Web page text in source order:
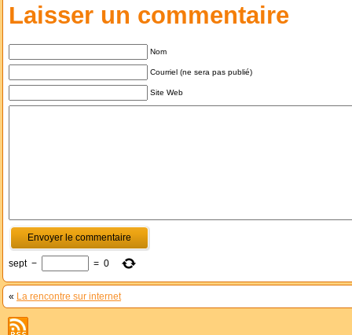
Laisser un commentaire
Nom
Courriel (ne sera pas publié)
Site Web
sept − = 0
« La rencontre sur internet